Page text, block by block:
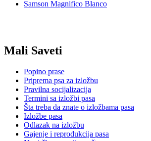
Samson Magnifico Blanco
Mali Saveti
Popino prase
Priprema psa za izložbu
Pravilna socijalizacija
Termini sa izložbi pasa
Šta treba da znate o izložbama pasa
Izložbe pasa
Odlazak na izložbu
Gajenje i reprodukcija pasa